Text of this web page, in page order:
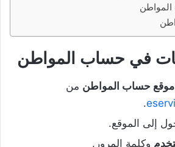
في حساب المواطن
موقع حساب المواطن من
.
إلى الموقع.
وكلمة المرور.